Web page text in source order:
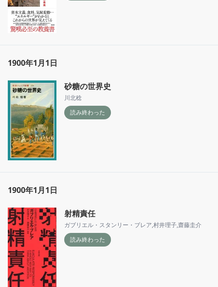
1900年1月1日
砂糖の世界史
川北稔
読み終わった
1900年1月1日
射精責任
ガブリエル・スタンリー・ブレア,村井理子,齋藤圭介
読み終わった